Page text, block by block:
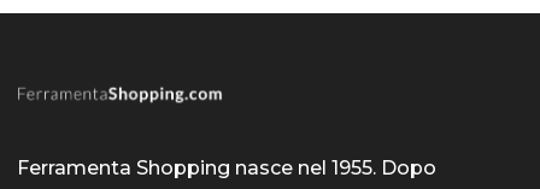
Ferramenta Shopping nasce nel 1955. Dopo